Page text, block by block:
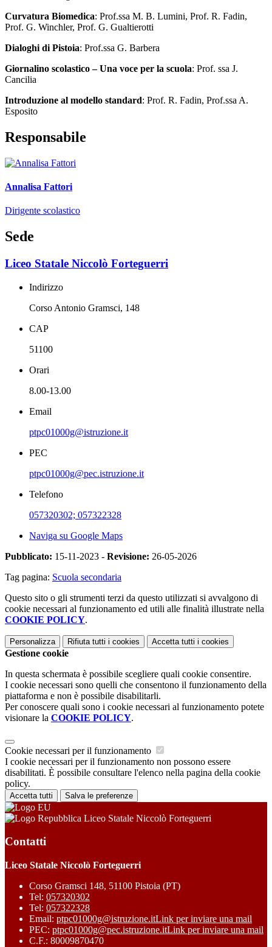
Curvatura Biomedica: Prof.ssa M. B. Lumini, Prof. R. Fadin,
Prof. G. Winchler, Prof. G. Gualtierotti
Dialoghi di Pistoia: Prof.ssa G. Barbera
Giornalino scolastico – Una voce per la scuola: Prof. ssa J.
Cancilia
Introduzione al modello standard: Prof. R. Fadin, Prof.ssa A.
Esposito
Responsabile
Annalisa Fattori
Dirigente scolastico
Sede
Liceo Statale Niccolò Forteguerri
Indirizzo
Corso Antonio Gramsci, 148
CAP
51100
Orari
8.00-13.00
Email
ptpc01000g@istruzione.it
PEC
ptpc01000g@pec.istruzione.it
Telefono
057320302; 057322328
Naviga su Google Maps
Pubblicato: 15-11-2023 - Revisione: 26-05-2026
Tag pagina: Scuola secondaria
Questo sito o gli strumenti terzi da questo utilizzati si avvalgono di
cookie necessari al funzionamento ed utili alle finalità illustrate nella
COOKIE POLICY.
Personalizza Rifiuta tutti i cookies Accetta tutti i cookies
Gestione cookie
In questa schermata è possibile scegliere quali cookie consentire.
I cookie necessari sono quelli che consentono il funzionamento della
piattaforma e non è possibile disabilitarli.
Per conoscere quali sono i cookie necessari al funzionamento potete
visionare la COOKIE POLICY.
Cookie necessari per il funzionamento
I cookie necessari per il funzionamento non possono essere
disabilitati. È possibile consultare l'elenco nella pagina della cookie
policy.
Accetta tutti Salva le preferenze
Liceo Statale Niccolò Forteguerri
Contatti
Liceo Statale Niccolò Forteguerri
Corso Gramsci 148, 51100 Pistoia (PT)
Tel: 057320302
Tel: 057322328
Email: ptpc01000g@istruzione.itLink per inviare una mail
PEC: ptpc01000g@pec.istruzione.itLink per inviare una mail
C.F.: 80009870470